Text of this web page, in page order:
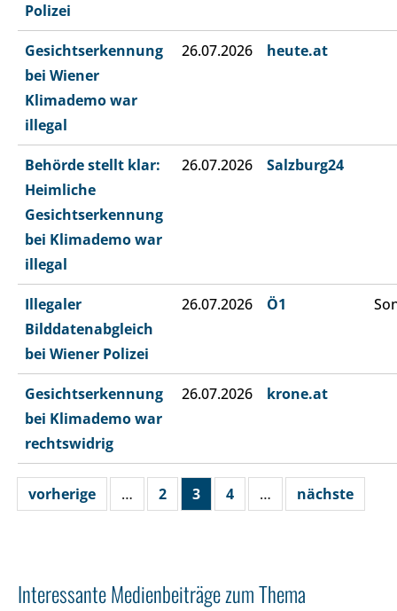
Polizei
Gesichtserkennung
bei Wiener
Klimademo war
illegal
26.07.2026 heute.at
Behörde stellt klar:
Heimliche
Gesichtserkennung
bei Klimademo war
illegal
26.07.2026 Salzburg24
Illegaler
Bilddatenabgleich
bei Wiener Polizei
26.07.2026 Ö1
Gesichtserkennung
bei Klimademo war
rechtswidrig
26.07.2026 krone.at
vorherige … 2 3 4 … nächste
Interessante Medienbeiträge zum Thema